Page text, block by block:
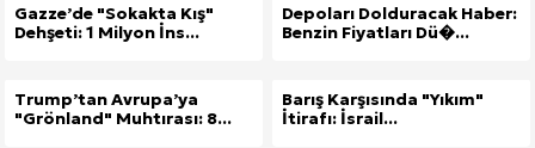
Gazze’de "Sokakta Kış"
Dehşeti: 1 Milyon İns...
Depoları Dolduracak Haber:
Benzin Fiyatları Dü�...
Trump’tan Avrupa’ya
"Grönland" Muhtırası: 8...
Barış Karşısında "Yıkım"
İtirafı: İsrail...